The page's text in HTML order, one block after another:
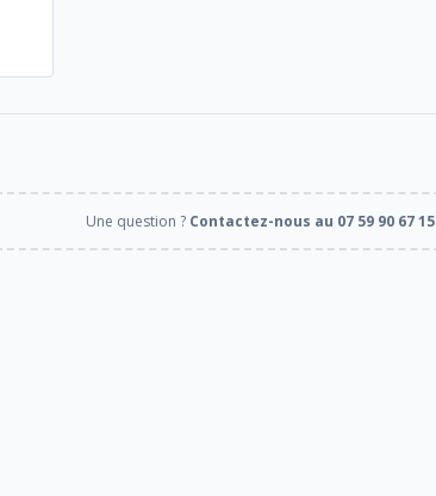
Une question ? Contactez-nous au 07 59 90 67 15